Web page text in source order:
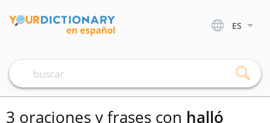
ES
3 oraciones y frases con halló